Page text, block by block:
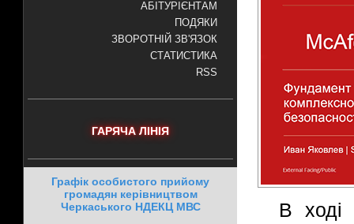
АБІТУРІЄНТАМ
ПОДЯКИ
ЗВОРОТНІЙ ЗВ'ЯЗОК
СТАТИСТИКА
RSS
ГАРЯЧА ЛІНІЯ
Графік особистого прийому
громадян керівництвом
Черкаського НДЕКЦ МВС
В ході